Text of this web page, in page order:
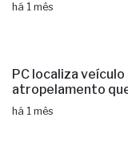
há 1 mês
PC localiza
atropelamento
há 1 mês